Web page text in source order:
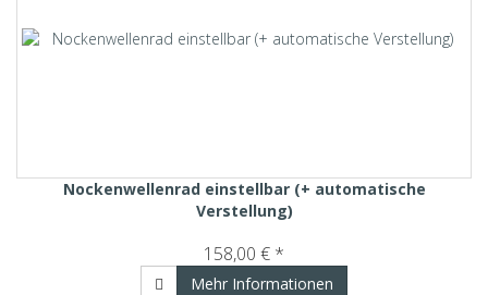
Nockenwellenrad einstellbar (+ automatische
Verstellung)
158,00 € *
Mehr Informationen